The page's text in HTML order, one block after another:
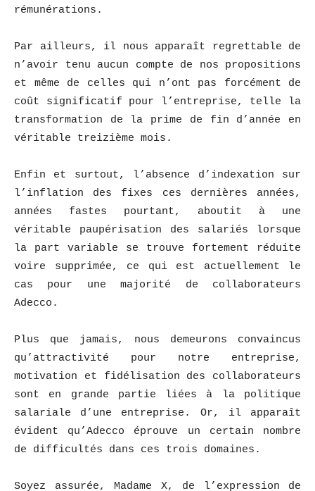
rémunérations.
Par ailleurs, il nous apparaît regrettable de
n’avoir tenu aucun compte de nos propositions
et même de celles qui n’ont pas forcément de
coût significatif pour l’entreprise, telle la
transformation de la prime de fin d’année en
véritable treizième mois.
Enfin et surtout, l’absence d’indexation sur
l’inflation des fixes ces dernières années,
années fastes pourtant, aboutit à une
véritable paupérisation des salariés lorsque
la part variable se trouve fortement réduite
voire supprimée, ce qui est actuellement le
cas pour une majorité de collaborateurs
Adecco.
Plus que jamais, nous demeurons convaincus
qu’attractivité pour notre entreprise,
motivation et fidélisation des collaborateurs
sont en grande partie liées à la politique
salariale d’une entreprise. Or, il apparaît
évident qu’Adecco éprouve un certain nombre
de difficultés dans ces trois domaines.
Soyez assurée, Madame X, de l’expression de